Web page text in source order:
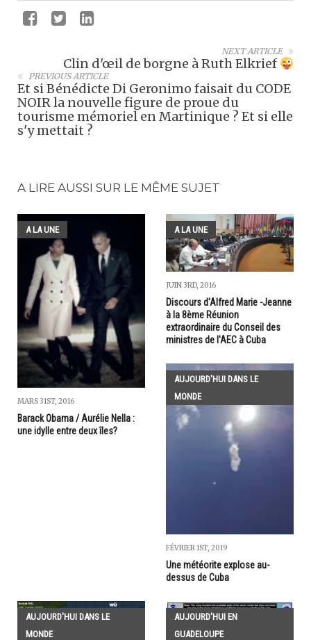
NEXT ARTICLE
Clin d'œil de borgne à Ruth Elkrief
PREVIOUS ARTICLE
Et si Bénédicte Di Geronimo faisait du CODE
NOIR la nouvelle figure de proue du
tourisme mémoriel en Martinique ? Et si elle
s'y mettait ?
A LIRE AUSSI SUR LE MÊME SUJET
A LA UNE
MARS 31ST, 2016
Barack Obama / Aurélie Nella :
une idylle entre deux îles?
A LA UNE
JUIN 3RD, 2016
Discours d'Alfred Marie -Jeanne
à la 8ème Réunion
extraordinaire du Conseil des
ministres de l'AEC à Cuba
AUJOURD'HUI DANS LE
MONDE
FÉVRIER 1ST, 2019
Une météorite explose au-
dessus de Cuba
AUJOURD'HUI DANS LE
MONDE
AUJOURD'HUI EN
GUADELOUPE